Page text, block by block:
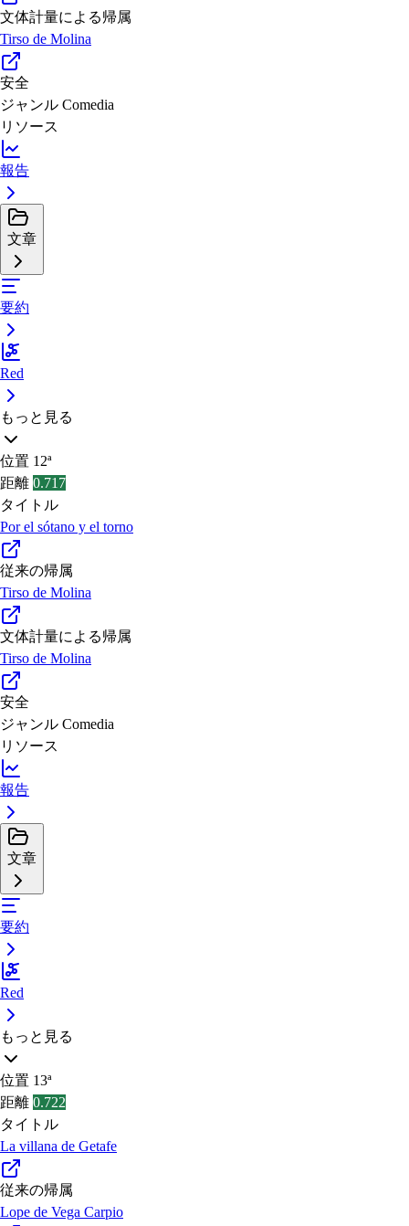
文体計量による帰属
Tirso de Molina
安全
ジャンル Comedia
リソース
報告
文章
要約
Red
もっと見る
位置 12ª
距離 0.717
タイトル
Por el sótano y el torno
従来の帰属
Tirso de Molina
文体計量による帰属
Tirso de Molina
安全
ジャンル Comedia
リソース
報告
文章
要約
Red
もっと見る
位置 13ª
距離 0.722
タイトル
La villana de Getafe
従来の帰属
Lope de Vega Carpio